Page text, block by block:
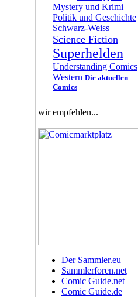
Mystery und Krimi
Politik und Geschichte
Schwarz-Weiss
Science Fiction
Superhelden
Understanding Comics
Western Die aktuellen
Comics
wir empfehlen...
Der Sammler.eu
Sammlerforen.net
Comic Guide.net
Comic Guide.de